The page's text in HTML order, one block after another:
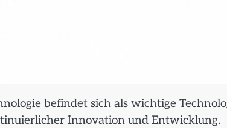
befindet sich als wichtige
Innovation und Entwicklung.